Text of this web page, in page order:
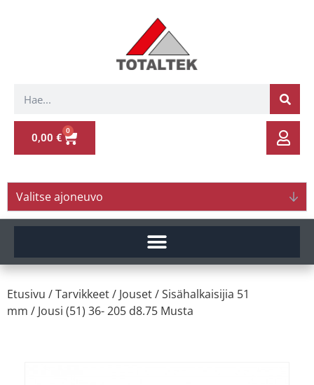
0,00 €
0
Valitse ajoneuvo
Etusivu /Tarvikkeet/ Jouset/Sisähalkaisijia 51
mm / Jousi (51) 36- 205 d8.75 Musta